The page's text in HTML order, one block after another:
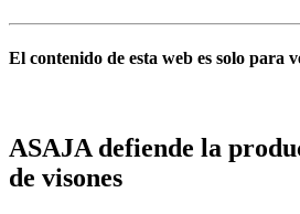
El contenido de esta web es solo para
ASAJA defiende la
de visones